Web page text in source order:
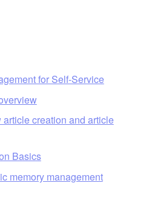
for Self-Service
creation and article
Basics
memory management